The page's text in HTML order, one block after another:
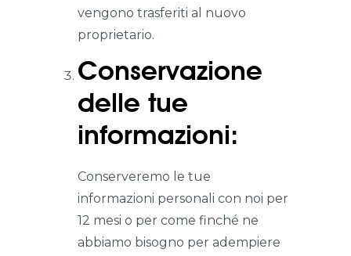
vengono trasferiti al nuovo
proprietario.
Conservazione
delle tue
informazioni:
Conserveremo le tue
informazioni personali con noi per
12 mesi o per come finché ne
abbiamo bisogno per adempiere